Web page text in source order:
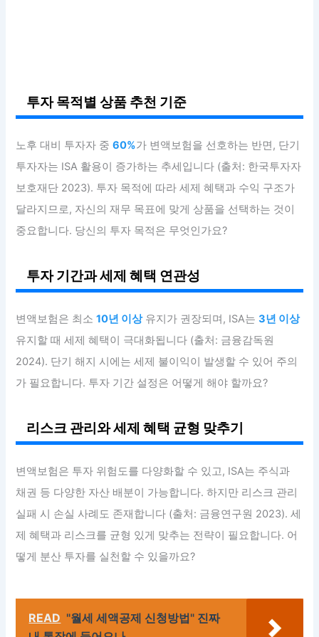
투자 목적별 상품 추천 기준
노후 대비 투자자 중60%가 변액보험을 선호하는 반면, 단기
투자자는 ISA 활용이 증가하는 추세입니다 (출처: 한국투자자
보호재단 2023). 투자 목적에 따라 세제 혜택과 수익 구조가
달라지므로, 자신의 재무 목표에 맞게 상품을 선택하는 것이
중요합니다. 당신의 투자 목적은 무엇인가요?
투자 기간과 세제 혜택 연관성
변액보험은 최소10년 이상유지가 권장되며, ISA는3년 이상
유지할 때 세제 혜택이 극대화됩니다 (출처: 금융감독원
2024). 단기 해지 시에는 세제 불이익이 발생할 수 있어 주의
가 필요합니다. 투자 기간 설정은 어떻게 해야 할까요?
리스크 관리와 세제 혜택 균형 맞추기
변액보험은 투자 위험도를 다양화할 수 있고, ISA는 주식과
채권 등 다양한 자산 배분이 가능합니다. 하지만 리스크 관리
실패 시 손실 사례도 존재합니다 (출처: 금융연구원 2023). 세
제 혜택과 리스크를 균형 있게 맞추는 전략이 필요합니다. 어
떻게 분산 투자를 실천할 수 있을까요?
READ "월세 세액공제 신청방법" 진짜